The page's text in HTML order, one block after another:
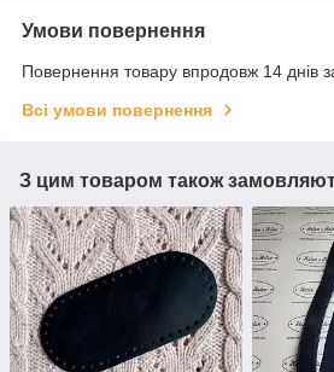
Умови повернення
Повернення товару впродовж 14 днів
Всі умови повернення
З цим товаром також